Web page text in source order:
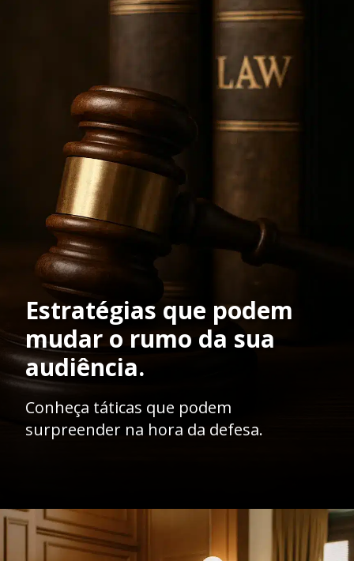
Estratégias que podem
mudar o rumo da sua
audiência.
Conheça táticas que podem
surpreender na hora da defesa.
Opening https://ademilsoncs.adv.br/